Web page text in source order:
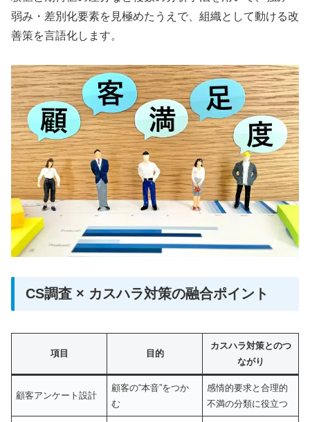
弱み・差別化要素を見極めたうえで、組織として動ける改
善策を言語化します。
CS調査 × カスハラ対策の融合ポイント
項目 目的
カスハラ対策とのつ
ながり
顧客アンケート設計
顧客の“本音”をつか
む
感情的要求と合理的
不満の分類に役立つ